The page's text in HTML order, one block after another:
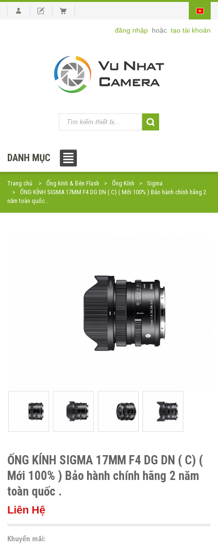
đăng nhập hoặc tạo tài khoản
DANH MỤC
Trang chủ Ống kính & Đèn Flash Ống Kính
Sigma
ỐNG KÍNH SIGMA 17MM F4 DG DN ( C) ( Mới 100% ) Bảo hành chính hãng 2
năm toàn quốc .
ỐNG KÍNH SIGMA 17MM F4 DG DN ( C) (
Mới 100% ) Bảo hành chính hãng 2 năm
toàn quốc .
Liên Hệ
Khuyến mãi: